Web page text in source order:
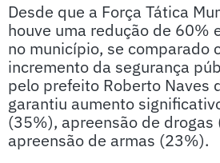
Desde que a Força Tática
houve uma redução de 60%
no município, se comparado
incremento da segurança
pelo prefeito Roberto Naves
garantiu aumento
(35%), apreensão de drogas
apreensão de armas (23%).